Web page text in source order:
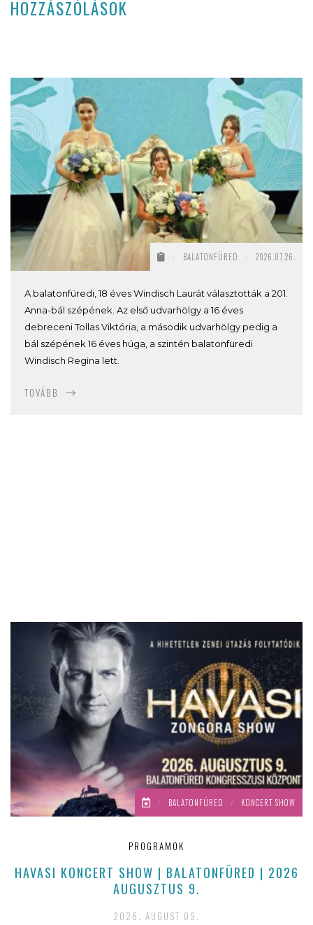
HOZZÁSZÓLÁSOK
BALATONFÜRED 2026.07.26.
A balatonfüredi, 18 éves Windisch Laurát választották a 201.
Anna-bál szépének. Az első udvarhölgy a 16 éves
debreceni Tollas Viktória, a második udvarhölgy pedig a
bál szépének 16 éves húga, a szintén balatonfüredi
Windisch Regina lett.
TOVÁBB
/ BALATONFÜRED / KONCERT SHOW
PROGRAMOK
HAVASI KONCERT SHOW | BALATONFÜRED | 2026
AUGUSZTUS 9.
2026. AUGUST 09.